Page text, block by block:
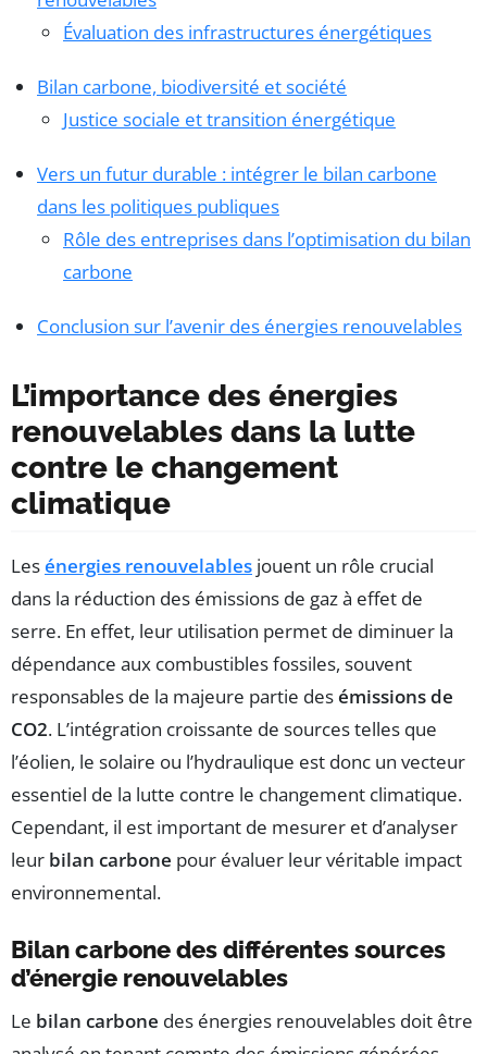
Évaluation des infrastructures énergétiques
Bilan carbone, biodiversité et société
Justice sociale et transition énergétique
Vers un futur durable : intégrer le bilan carbone
dans les politiques publiques
Rôle des entreprises dans l’optimisation du bilan
carbone
Conclusion sur l’avenir des énergies renouvelables
L’importance des énergies
renouvelables dans la lutte
contre le changement
climatique
Lesénergies renouvelables jouent un rôle crucial
dans la réduction des émissions de gaz à effet de
serre. En effet, leur utilisation permet de diminuer la
dépendance aux combustibles fossiles, souvent
responsables de la majeure partie desémissions de
CO2. L’intégration croissante de sources telles que
l’éolien, le solaire ou l’hydraulique est donc un vecteur
essentiel de la lutte contre le changement climatique.
Cependant, il est important de mesurer et d’analyser
leur bilan carbone pour évaluer leur véritable impact
environnemental.
Bilan carbone des différentes sources
d’énergie renouvelables
Le bilan carbone des énergies renouvelables doit être